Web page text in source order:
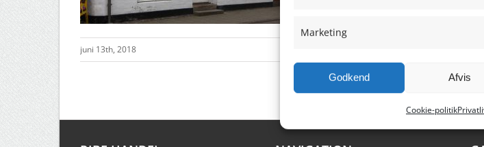
Marketing
Godkend Afvis
Cookie-politik
juni 13th, 2018